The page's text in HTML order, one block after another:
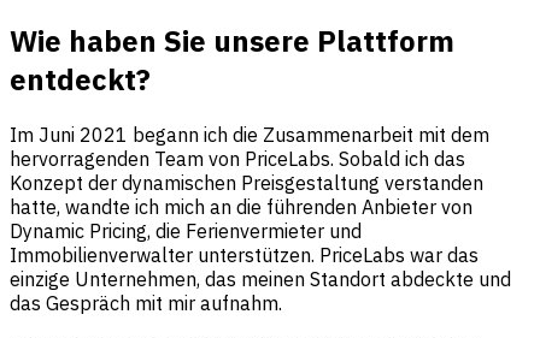
Wie haben Sie unsere Plattform
entdeckt?
Im Juni 2021 begann ich die Zusammenarbeit mit dem
hervorragenden Team von PriceLabs. Sobald ich das
Konzept der dynamischen Preisgestaltung verstanden
hatte, wandte ich mich an die führenden Anbieter von
Dynamic Pricing, die Ferienvermieter und
Immobilienverwalter unterstützen. PriceLabs war das
einzige Unternehmen, das meinen Standort abdeckte und
das Gespräch mit mir aufnahm.